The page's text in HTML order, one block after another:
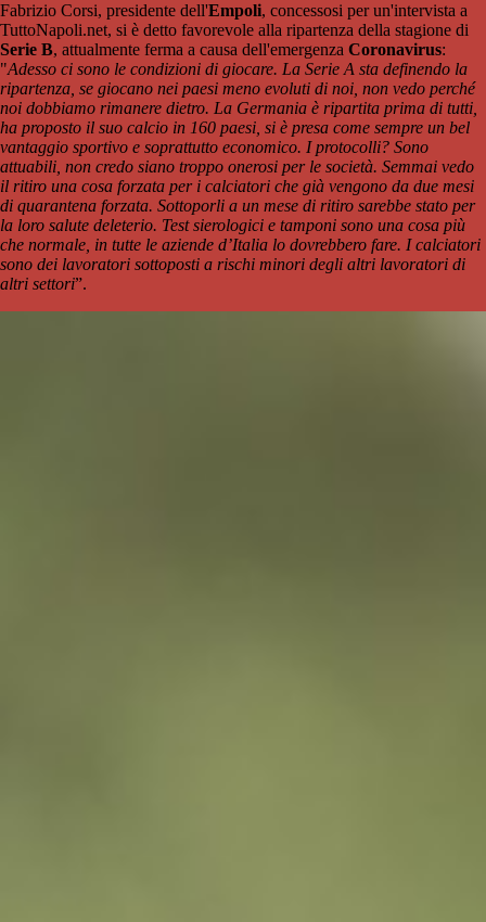
Fabrizio Corsi, presidente dell'Empoli, concessosi per un'intervista a
TuttoNapoli.net, si è detto favorevole alla ripartenza della stagione di
Serie B, attualmente ferma a causa dell'emergenza Coronavirus:
"Adesso ci sono le condizioni di giocare. La Serie A sta definendo la
ripartenza, se giocano nei paesi meno evoluti di noi, non vedo perché
noi dobbiamo rimanere dietro. La Germania è ripartita prima di tutti,
ha proposto il suo calcio in 160 paesi, si è presa come sempre un bel
vantaggio sportivo e soprattutto economico. I protocolli? Sono
attuabili, non credo siano troppo onerosi per le società. Semmai vedo
il ritiro una cosa forzata per i calciatori che già vengono da due mesi
di quarantena forzata. Sottoporli a un mese di ritiro sarebbe stato per
la loro salute deleterio. Test sierologici e tamponi sono una cosa più
che normale, in tutte le aziende d’Italia lo dovrebbero fare. I calciatori
sono dei lavoratori sottoposti a rischi minori degli altri lavoratori di
altri settori”.